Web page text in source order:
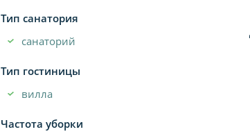
Тип санатория
санаторий
Тип гостиницы
вилла
Частота уборки